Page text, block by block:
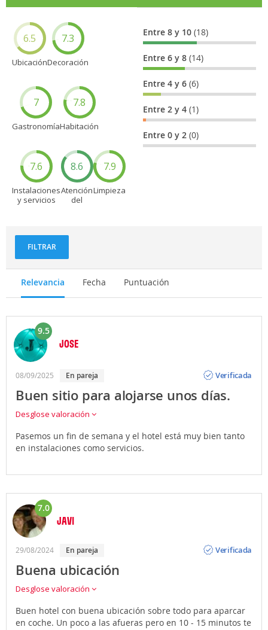
6.5
Ubicación
7.3
Decoración
7
Gastronomía
7.8
Habitación
7.6
Instalaciones
y servicios
8.6
Atención
del
7.9
Limpieza
Entre 8 y 10(18)
Entre 6 y 8(14)
Entre 4 y 6(6)
Entre 2 y 4(1)
Entre 0 y 2(0)
FILTRAR
Relevancia Fecha Puntuación
9.5
JOSE
08/09/2025 en pareja
Verificada
Buen sitio para alojarse unos días.
Desglose valoración
Pasemos un fin de semana y el hotel está muy bien tanto
en instalaciones como servicios.
7.0
JAVI
29/08/2024 en pareja
Verificada
Buena ubicación
Desglose valoración
Buen hotel con buena ubicación sobre todo para aparcar
en coche. Un poco a las afueras pero en 10 - 15 minutos te